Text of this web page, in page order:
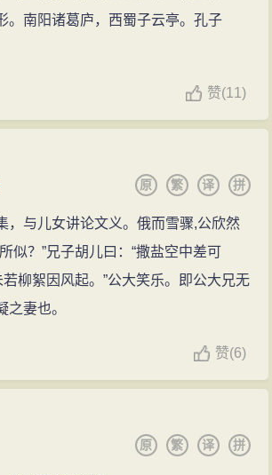
。南阳诸葛庐，西蜀子云亭。孔子
赞(11)
拼
译
繁
原
，与儿女讲论文义。俄而雪骤,公欣然
似？”兄子胡儿曰：“撒盐空中差可
若柳絮因风起。”公大笑乐。即公大兄无
之妻也。
赞(6)
拼
译
繁
原